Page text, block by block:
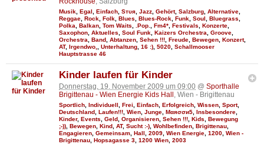
Musik, Egal , Einfach, Sтυя, Jazz, Gehört, Salzburg, Alternative,
Reggae, Rock, Folk, Blues, Blues-Rock, Funk, Soul , Bluegrass,
Polka, Balkan, Tom Waits, .Pop., Fm4*, Festivals, Konzerte,
Saxophon, Aktuelles, Soul Funk, Kaizers Orchestra, Groove,
Orchestra, Band, Abtanzen, Sehen !!!, Freude, Bewegen, Konzert,
AT, Irgendwo,, Unterhaltung, 16 :), 5020, Schallmooser
Hauptstrasse 46
Kinder laufen für Kinder
Donnerstag, 19. November 2009 um 09:00 @ Sporthalle
Brigittenau - Wien Energie Kids Hall , Wien - Brigittenau
Sportlich Individuell Frei Einfach Erfolgreich Wissen Sport,
Deutschland Laufen!!! Wien Junge Мαяσσи5 Insbesondere
Kinder, Events Geld Organisieren Sehen !!! Kids
Bewegung
;-)) Bewegen Kind AT, Sucht :-) Wohlbefinden Brigittenau
Engagieren Gemeinsam Hall 2009 Wien Energie 1200 Wien -
Brigittenau Hopsagasse 3 1200 Wien 2003